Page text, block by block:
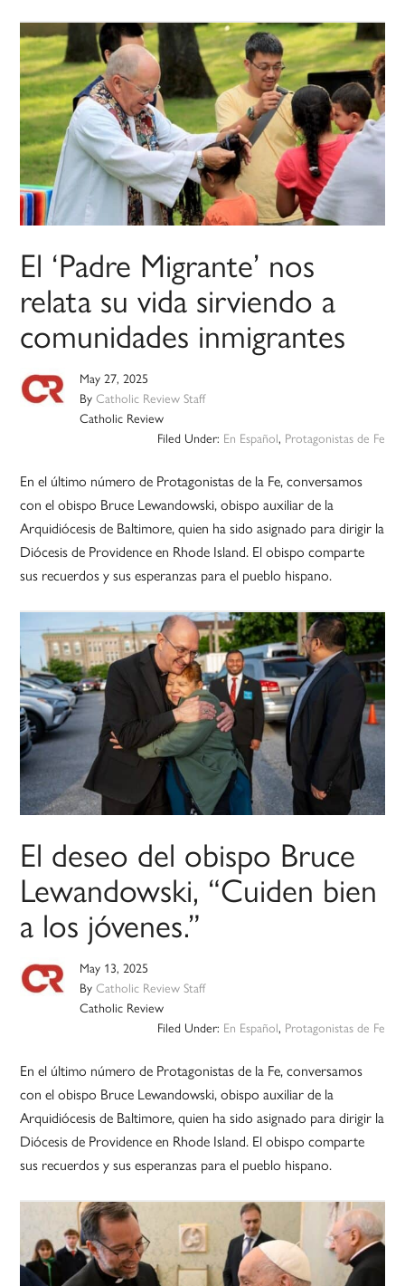
El ‘Padre Migrante’ nos
relata su vida sirviendo a
comunidades inmigrantes
May 27, 2025
ByCatholic Review Staff
Catholic Review
Filed Under: En Español, Protagonistas de Fe
En el último número de Protagonistas de la Fe, conversamos
con el obispo Bruce Lewandowski, obispo auxiliar de la
Arquidiócesis de Baltimore, quien ha sido asignado para dirigir la
Diócesis de Providence en Rhode Island. El obispo comparte
sus recuerdos y sus esperanzas para el pueblo hispano.
El deseo del obispo Bruce
Lewandowski, “Cuiden bien
a los jóvenes.”
May 13, 2025
ByCatholic Review Staff
Catholic Review
Filed Under: En Español, Protagonistas de Fe
En el último número de Protagonistas de la Fe, conversamos
con el obispo Bruce Lewandowski, obispo auxiliar de la
Arquidiócesis de Baltimore, quien ha sido asignado para dirigir la
Diócesis de Providence en Rhode Island. El obispo comparte
sus recuerdos y sus esperanzas para el pueblo hispano.